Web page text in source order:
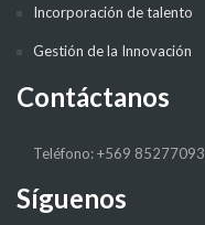
Incorporación de talento
Gestión de la Innovación
Contáctanos
Teléfono: +569 85277093
Síguenos